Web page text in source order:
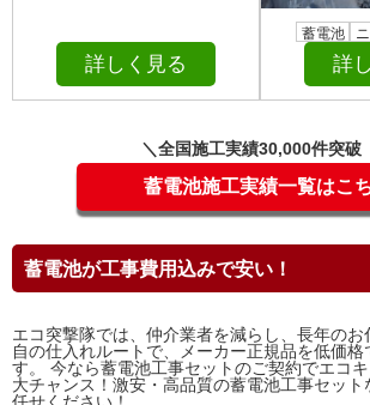
詳しく見る
蓄電池
詳
＼全国施⼯実績30,000件突破
蓄電池施工実績一覧はこ
蓄電池が工事費用込みで安い！
エコ突撃隊では、仲介業者を減らし、長年のお
自の仕入れルートで、メーカー正規品を低価格
す。 今なら蓄電池工事セットのご契約でエコ
大チャンス！激安・高品質の蓄電池工事セット
任せください！